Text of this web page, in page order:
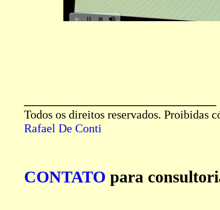
Todos os direitos reservados. Proibidas
Rafael De Conti
CONTATO para